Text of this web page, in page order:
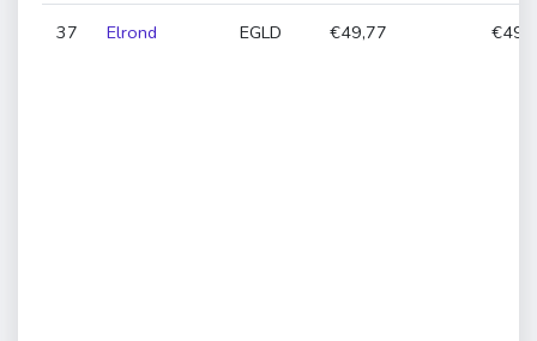
37 Elrond EGLD €49,77